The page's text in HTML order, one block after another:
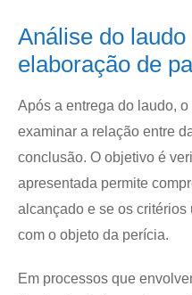
Análise do
elaboração de
Após a entrega do laudo,
examinar a relação entre
conclusão. O objetivo é
apresentada permite
alcançado e se os
com o objeto da perícia.
Em processos que